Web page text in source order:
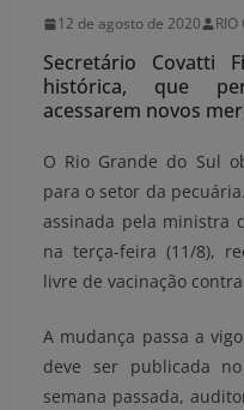
12 de agosto de 2020 RIO
Secretário Covatti
histórica, que
acessarem novos
O Rio Grande do Sul
para o setor da
assinada pela ministra
na terça-feira (11/8),
livre de vacinação
A mudança passa a
deve ser publicada
semana passada,